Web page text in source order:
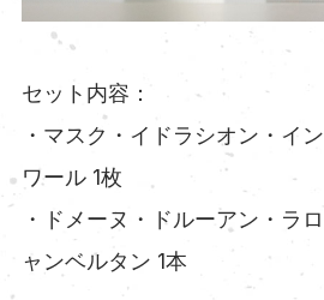
セット内容：
・マスク・イドラシオン・イ
ワール 1枚
・ドメーヌ・ドルーアン・ラ
ャンベルタン 1本